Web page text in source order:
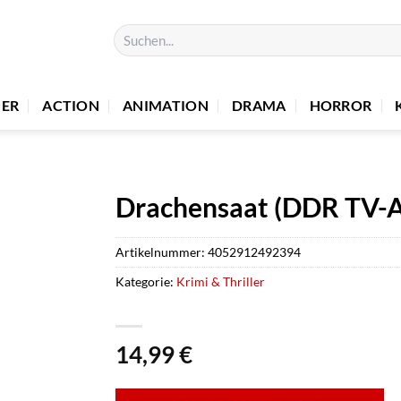
Suchen
nach:
ACTION ANIMATION DRAMA HORROR
Drachensaat (DDR TV-
14,99€
Artikelnummer: 4052912492394
Kategorie: Krimi & Thriller